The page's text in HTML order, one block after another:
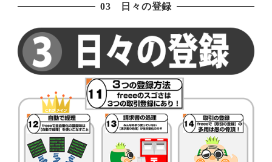
03 日々の登録